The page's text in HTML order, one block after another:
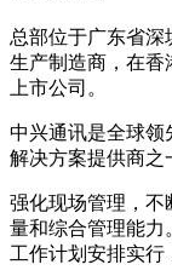
总部位于广东省深
生产制造商，在香
上市公司。
中兴通讯是全球领
解决方案提供商之
强化现场管理，不
量和综合管理能力
工作计划安排实行